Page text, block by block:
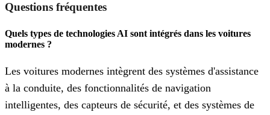
Questions fréquentes
Quels types de technologies AI sont intégrés dans les voitures
modernes ?
Les voitures modernes intègrent des systèmes d'assistance
à la conduite, des fonctionnalités de navigation
intelligentes, des capteurs de sécurité, et des systèmes de